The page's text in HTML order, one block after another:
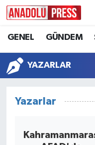
GENEL GÜNDEM
YAZARLAR
Yazarlar
Nöbetçi
Hava Durumu
Süper Lig Puan